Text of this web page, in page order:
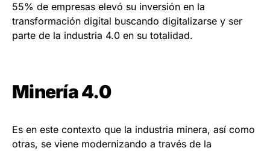
55% de empresas elevó su inversión en la
transformación digital buscando digitalizarse y ser
parte de la industria 4.0 en su totalidad.
Minería 4.0
Es en este contexto que la industria minera, así como
otras, se viene modernizando a través de la